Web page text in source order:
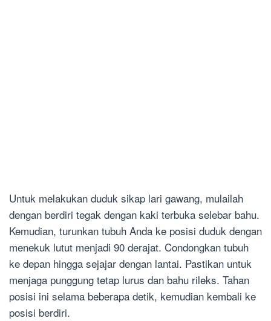
Untuk melakukan duduk sikap lari gawang, mulailah
dengan berdiri tegak dengan kaki terbuka selebar bahu.
Kemudian, turunkan tubuh Anda ke posisi duduk dengan
menekuk lutut menjadi 90 derajat. Condongkan tubuh
ke depan hingga sejajar dengan lantai. Pastikan untuk
menjaga punggung tetap lurus dan bahu rileks. Tahan
posisi ini selama beberapa detik, kemudian kembali ke
posisi berdiri.